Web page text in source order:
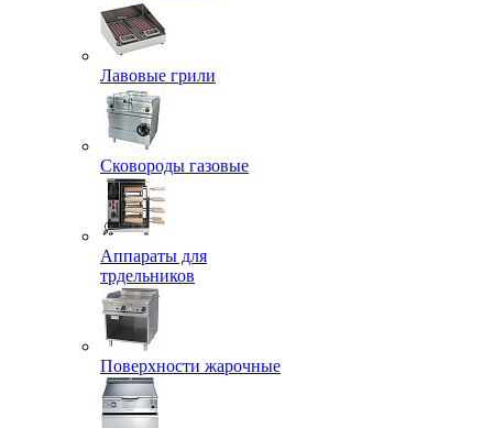
Лавовые грили
Сковороды газовые
Аппараты для
трдельников
Поверхности жарочные